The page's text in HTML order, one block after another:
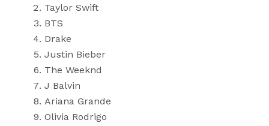
Taylor Swift
BTS
Drake
Justin Bieber
The Weeknd
J Balvin
Ariana Grande
Olivia Rodrigo